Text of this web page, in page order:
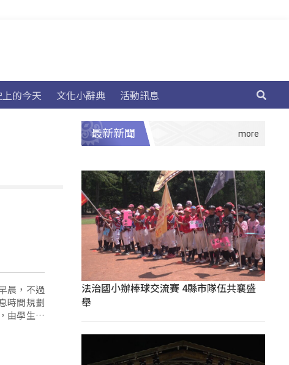
的今天 文化小辭典 活動訊息
晨，不過
時間規劃
由學生自
安排考
最新新聞
法治國小辦棒球交流賽 4縣市隊伍共襄盛
舉